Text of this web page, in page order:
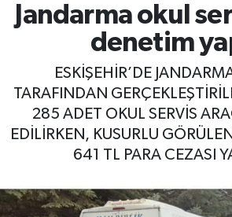
Jandarma okul
denetim
ESKİŞEHİR’DE
TARAFINDAN
285 ADET OKUL SERVİS
EDİLİRKEN, KUSURLU
641 TL PARA CEZASI